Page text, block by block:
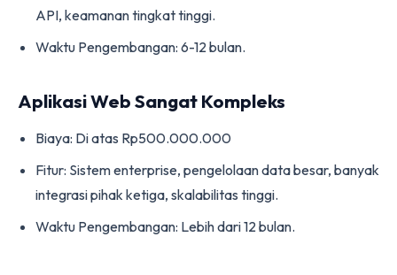
API, keamanan tingkat tinggi.
Waktu Pengembangan: 6-12 bulan.
Aplikasi Web Sangat Kompleks
Biaya: Di atas Rp500.000.000
Fitur: Sistem enterprise, pengelolaan data besar, banyak
integrasi pihak ketiga, skalabilitas tinggi.
Waktu Pengembangan: Lebih dari 12 bulan.